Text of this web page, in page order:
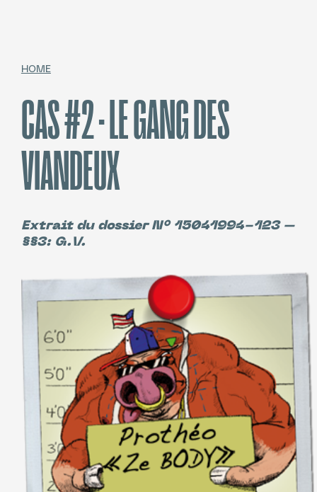
HOME
CAS #2 · LE GANG DES
VIANDEUX
Extrait du dossier N° 15041994-123 –
§§3: G.V.